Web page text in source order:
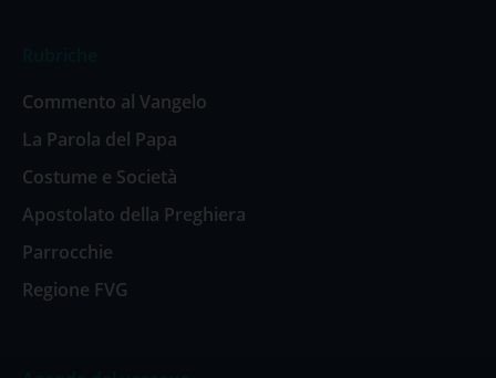
Commento al Vangelo
La Parola del Papa
Costume e Società
Apostolato della Preghiera
Parrocchie
Regione FVG